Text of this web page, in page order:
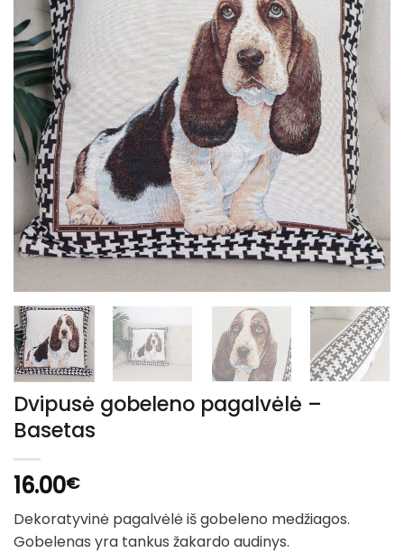
Dvipusė gobeleno pagalvėlė –
Basetas
16.00€
Dekoratyvinė pagalvėlė iš gobeleno medžiagos.
Gobelenas yra tankus žakardo audinys.